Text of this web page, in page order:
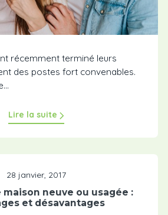
récemment terminé leurs
des postes fort convenables.
Lire la suite
28 janvier, 2017
neuve ou usagée :
et désavantages